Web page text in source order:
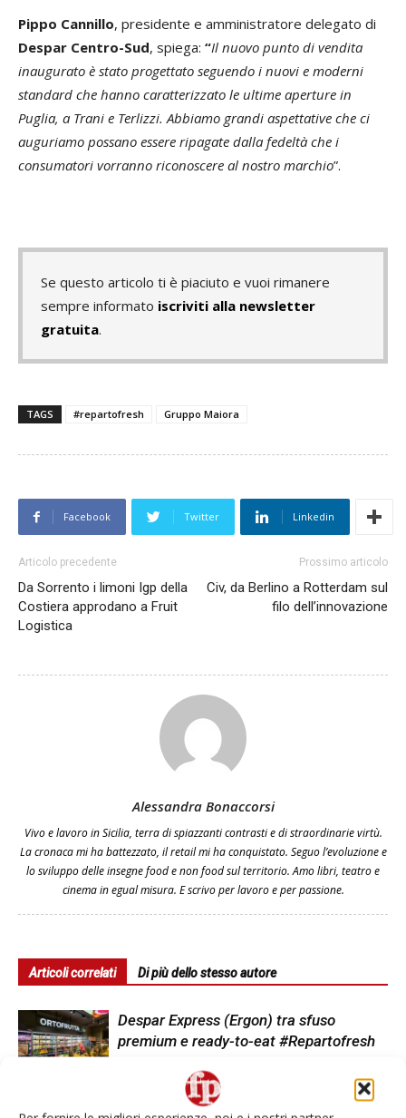
Pippo Cannillo, presidente e amministratore delegato di
Despar Centro-Sud, spiega: “Il nuovo punto di vendita
inaugurato è stato progettato seguendo i nuovi e moderni
standard che hanno caratterizzato le ultime aperture in
Puglia, a Trani e Terlizzi. Abbiamo grandi aspettative che ci
auguriamo possano essere ripagate dalla fedeltà che i
consumatori vorranno riconoscere al nostro marchio”.
Se questo articolo ti è piaciuto e vuoi rimanere
sempre informato iscriviti alla newsletter
gratuita.
TAGS #repartofresh Gruppo Maiora
Facebook Twitter Linkedin
Articolo precedente
Da Sorrento i limoni Igp della
Costiera approdano a Fruit
Logistica
Prossimo articolo
Civ, da Berlino a Rotterdam sul
filo dell’innovazione
Alessandra Bonaccorsi
Vivo e lavoro in Sicilia, terra di spiazzanti contrasti e di straordinarie virtù.
La cronaca mi ha battezzato, il retail mi ha conquistato. Seguo l’evoluzione e
lo sviluppo delle insegne food e non food sul territorio. Amo libri, teatro e
cinema in egual misura. E scrivo per lavoro e per passione.
Articoli correlati Di più dello stesso autore
Despar Express (Ergon) tra sfuso
premium e ready-to-eat #Repartofresh
Andamento prezzi ortofrutta in Italia al